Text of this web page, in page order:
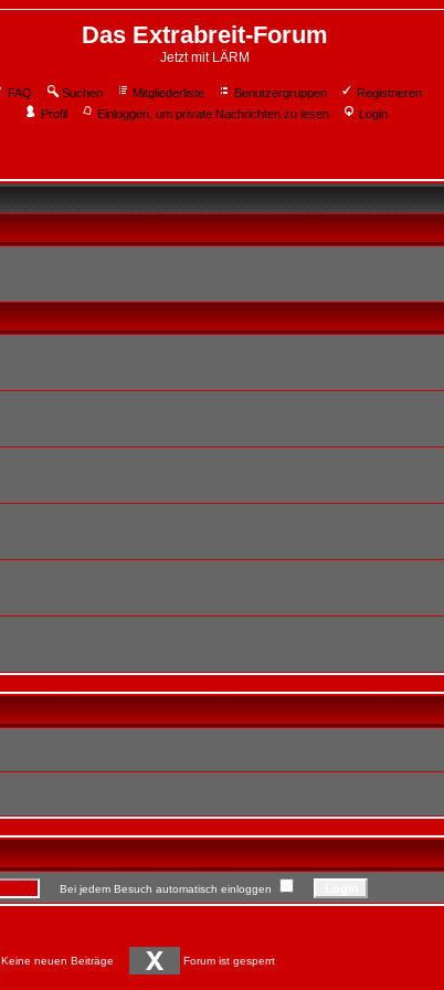
Das Extrabreit-Forum
Jetzt mit LÄRM
FAQ Suchen Mitgliederliste Benutzergruppen
Registrieren
Profil
Einloggen, um private Nachrichten zu lesen Login
Bei jedem Besuch automatisch einloggen
Keine neuen Beiträge Forum ist gesperrt